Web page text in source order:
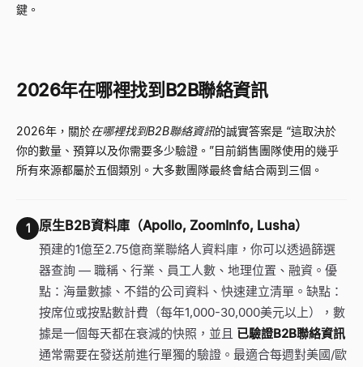
鍵。
2026年在哪裡找到B2B聯絡資訊
2026年，關於在哪裡找到B2B聯絡資訊的誠實答案是 “這取決於
你的數量、預算以及你需要多少驗證。 ”目前銷售團隊使用的幾乎
所有來源都屬於五個類別。大多數團隊最終會結合兩到三個。
1 原生B2B資料庫（Apollo, ZoomInfo, Lusha）
預建的1億至2.75億商業聯絡人資料庫，你可以透過篩選
器查詢 — 職稱、行業、員工人數、地理位置、融資。優
點：海量數據、不錯的公司資料、快速建立清單。缺點：
按席位或按點數計費（每年1,000-30,000美元以上），數
據是一個每天都在衰減的快照，並且 已驗證B2B聯絡資訊
通常需要在發送前進行單獨的驗證。最適合每週對美國/歐